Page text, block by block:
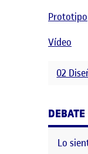
Prototipo
Vídeo
02
DEBATE
Lo